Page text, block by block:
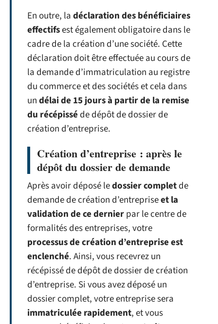
En outre, ladéclaration des bénéficiaires
effectifsest également obligatoire dans le
cadre de la création d’une société. Cette
déclaration doit être effectuée au cours de
la demande d’immatriculation au registre
du commerce et des sociétés et cela dans
undélai de 15 jours à partir de la remise
du récépissé de dépôt de dossier de
création d’entreprise.
Création d’entreprise : après le
dépôt du dossier de demande
Après avoir déposé ledossier completde
demande de création d’entrepriseet la
validation de ce dernierpar le centre de
formalités des entreprises, votre
processus de création d’entreprise est
enclenché. Ainsi, vous recevrez un
récépissé de dépôt de dossier de création
d’entreprise. Si vous avez déposé un
dossier complet, votre entreprise sera
immatriculée rapidement, et vous